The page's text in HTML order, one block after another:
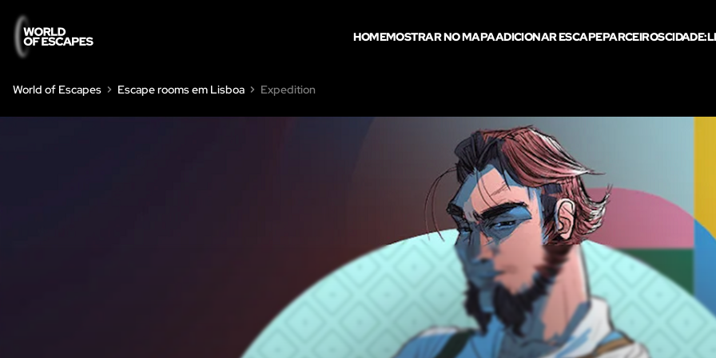
HOMEMOSTRAR NO MAPAADICIONAR ESCAPEPARCEIROSCIDADE:
World of Escapes Escape rooms em Lisboa Expedition